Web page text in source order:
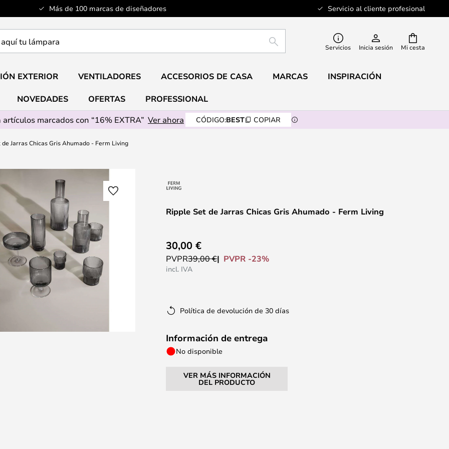
Más de 100 marcas de diseñadores Servicio al cliente profesional
Mi cesta
BUSCAR Servicios Inicia sesión
EXTERIOR VENTILADORES ACCESORIOS DE CASA MARCAS INSPIRACIÓN
NOVEDADES OFERTAS
PROFESSIONAL
artículos marcados con “16% EXTRA” Ver ahora CÓDIGO:BEST COPIAR
de Jarras Chicas Gris Ahumado - Ferm Living
Ripple Set de Jarras Chicas Gris Ahumado - Ferm Living
30,00 €
PVPR39,00 € PVPR -23%
incl. IVA
Política de devolución de 30 días
Información de entrega
No disponible
VER MÁS INFORMACIÓN
DEL PRODUCTO